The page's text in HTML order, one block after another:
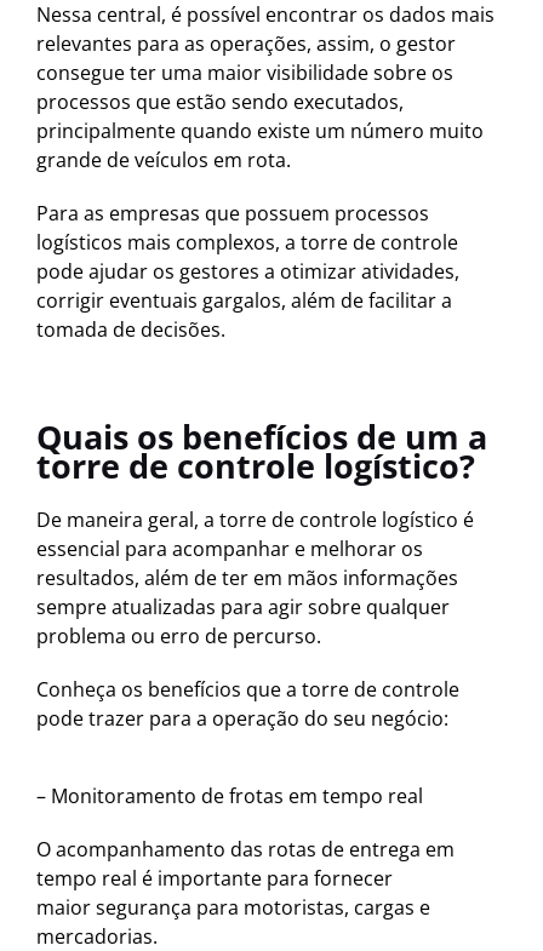
Nessa central, é possível encontrar os dados mais
relevantes para as operações, assim, o gestor
consegue ter uma maior visibilidade sobre os
processos que estão sendo executados,
principalmente quando existe um número muito
grande de veículos em rota.
Para as empresas que possuem processos
logísticos mais complexos, a torre de controle
pode ajudar os gestores a otimizar atividades,
corrigir eventuais gargalos, além de facilitar a
tomada de decisões.
Quais os benefícios de um a
torre de controle logístico?
De maneira geral, a torre de controle logístico é
essencial para acompanhar e melhorar os
resultados, além de ter em mãos informações
sempre atualizadas para agir sobre qualquer
problema ou erro de percurso.
Conheça os benefícios que a torre de controle
pode trazer para a operação do seu negócio:
– Monitoramento de frotas em tempo real
O acompanhamento das rotas de entrega em
tempo real é importante para fornecer
maior segurança para motoristas, cargas e
mercadorias.